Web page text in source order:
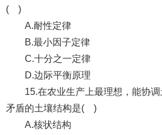
( )
A.耐性定律
B.最小因子定律
C.十分之一定律
D.边际平衡原理
15.在农业生产上最理想，能协
矛盾的土壤结构是( )
A.核状结构